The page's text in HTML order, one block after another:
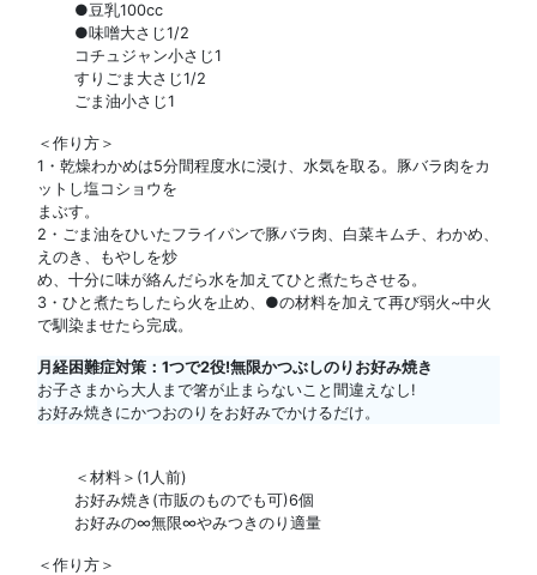
●豆乳100cc
●味噌大さじ1/2
コチュジャン小さじ1
すりごま大さじ1/2
ごま油小さじ1
＜作り方＞
1・乾燥わかめは5分間程度水に浸け、水気を取る。豚バラ肉をカ
ットし塩コショウを
まぶす。
2・ごま油をひいたフライパンで豚バラ肉、白菜キムチ、わかめ、
えのき、もやしを炒
め、十分に味が絡んだら水を加えてひと煮たちさせる。
3・ひと煮たちしたら火を止め、●の材料を加えて再び弱火~中火
で馴染ませたら完成。
月経困難症対策：1つで2役!無限かつぶしのりお好み焼き
お子さまから大人まで箸が止まらないこと間違えなし!
お好み焼きにかつおのりをお好みでかけるだけ。
＜材料＞(1人前)
お好み焼き(市販のものでも可)6個
お好みの∞無限∞やみつきのり適量
＜作り方＞